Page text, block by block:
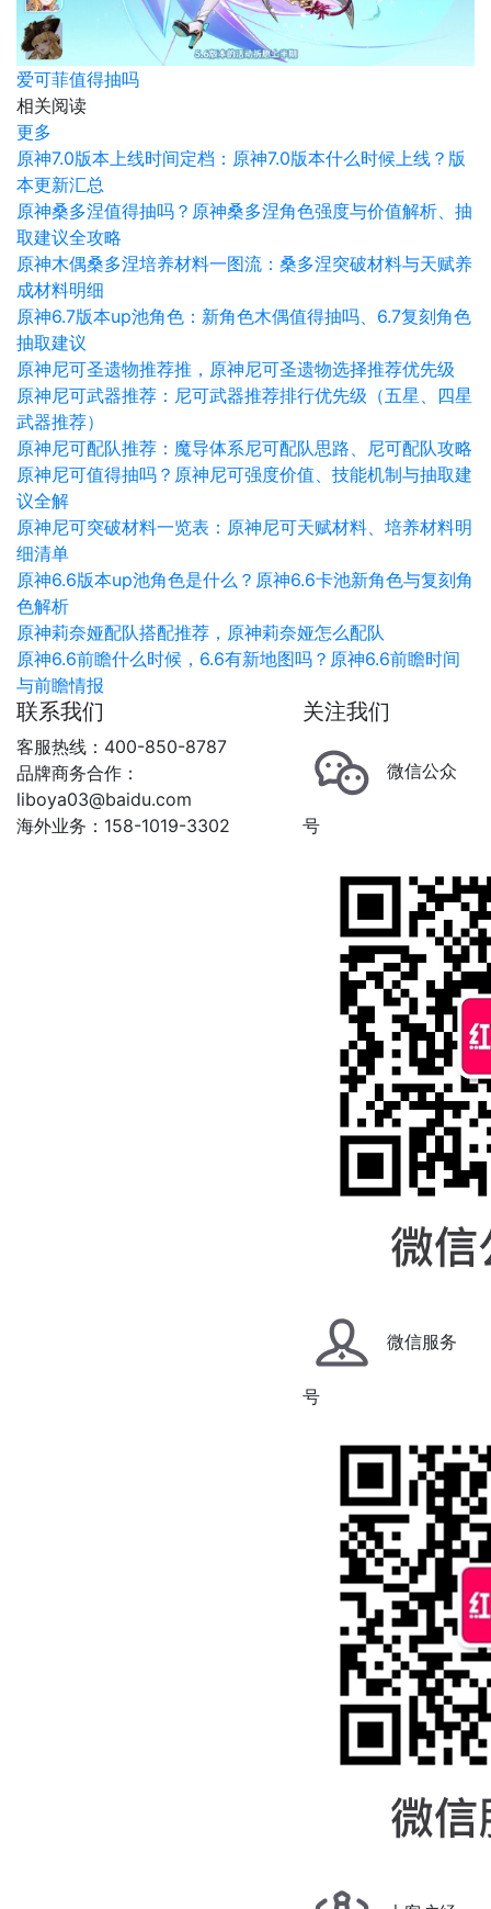
爱可菲值得抽吗
相关阅读
更多
原神7.0版本上线时间定档：原神7.0版本什么时候上线？版
本更新汇总
原神桑多涅值得抽吗？原神桑多涅角色强度与价值解析、抽
取建议全攻略
原神木偶桑多涅培养材料一图流：桑多涅突破材料与天赋养
成材料明细
原神6.7版本up池角色：新角色木偶值得抽吗、6.7复刻角色
抽取建议
原神尼可圣遗物推荐推，原神尼可圣遗物选择推荐优先级
原神尼可武器推荐：尼可武器推荐排行优先级（五星、四星
武器推荐）
原神尼可配队推荐：魔导体系尼可配队思路、尼可配队攻略
原神尼可值得抽吗？原神尼可强度价值、技能机制与抽取建
议全解
原神尼可突破材料一览表：原神尼可天赋材料、培养材料明
细清单
原神6.6版本up池角色是什么？原神6.6卡池新角色与复刻角
色解析
原神莉奈娅配队搭配推荐，原神莉奈娅怎么配队
原神6.6前瞻什么时候，6.6有新地图吗？原神6.6前瞻时间
与前瞻情报
联系我们
客服热线：400-850-8787
品牌商务合作：
liboya03@baidu.com
海外业务：158-1019-3302
关注我们
微信公众
号
微信服务
号